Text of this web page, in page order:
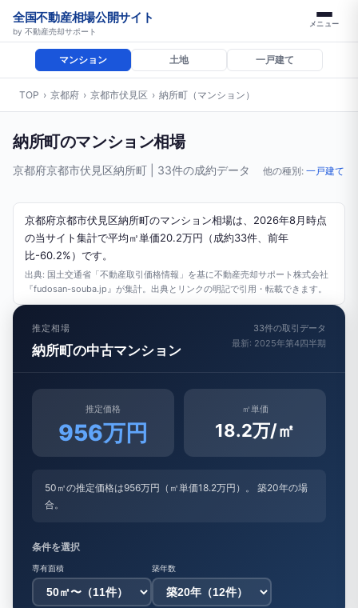
全国不動産相場公開サイト
by 不動産売却サポート
メニュー
マンション 土地 一戸建て
TOP › 京都府 › 京都市伏見区 › 納所町（マンション）
納所町のマンション相場
京都府京都市伏見区納所町 | 33件の成約データ 他の種別: 一戸建て
京都府京都市伏見区納所町のマンション相場は、2026年8月時点
の当サイト集計で平均㎡単価20.2万円（成約33件、前年
比-60.2%）です。
出典: 国土交通省「不動産取引価格情報」を基に不動産売却サポート株式会社
『fudosan-souba.jp』が集計。出典とリンクの明記で引用・転載できます。
推定相場
納所町の中古マンション
33件の取引データ
最新: 2025年第4四半期
推定価格
956万円
㎡単価
18.2万/㎡
50㎡の推定価格は956万円（㎡単価18.2万円）。 築20年の場
合。
条件を選択
専有面積 築年数